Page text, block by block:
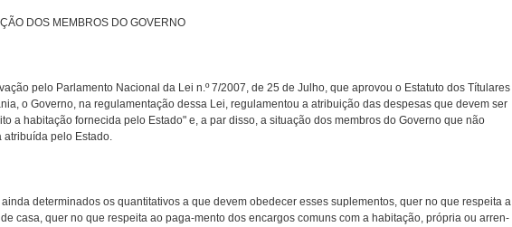
DOS MEMBROS DO GOVERNO
pelo Parlamento Nacional da Lei n.º 7/2007, de 25 de Julho, que aprovou o Estatuto dos Títulares
o Governo, na regulamentação dessa Lei, regulamentou a atribuição das despesas que devem ser
a habitação fornecida pelo Estado" e, a par disso, a situação dos membros do Governo que não
pelo Estado.
determinados os quantitativos a que devem obedecer esses suplementos, quer no que respeita a
casa, quer no que respeita ao paga-mento dos encargos comuns com a habitação, própria ou arren-